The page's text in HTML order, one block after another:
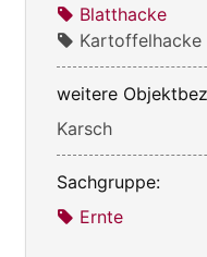
Blatthacke
Kartoffelhacke
weitere
Karsch
Sachgruppe:
Ernte